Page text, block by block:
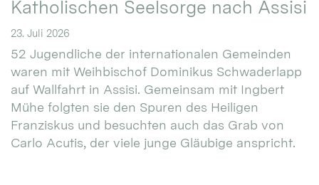
Katholischen Seelsorge nach Assisi
23. Juli 2026
52 Jugendliche der internationalen Gemeinden
waren mit Weihbischof Dominikus Schwaderlapp
auf Wallfahrt in Assisi. Gemeinsam mit Ingbert
Mühe folgten sie den Spuren des Heiligen
Franziskus und besuchten auch das Grab von
Carlo Acutis, der viele junge Gläubige anspricht.